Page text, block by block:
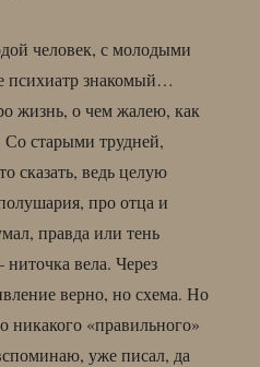
человек, с молодыми
психиатр знакомый…
жизнь, о чем жалею, как
старыми трудней,
сказать, ведь целую
про отца и
правда или тень
вела. Через
верно, но схема. Но
«правильного»
уже писал, да